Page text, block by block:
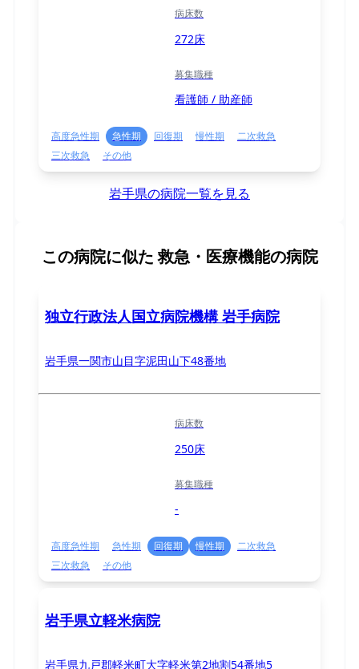
病床数
272床
募集職種
看護師 / 助産師
高度急性期 急性期 回復期 慢性期
二次救急
三次救急
その他
岩手県の病院一覧を見る
この病院に似た 救急・医療機能の病院
独立行政法人国立病院機構 岩手病院
岩手県一関市山目字泥田山下48番地
病床数
250床
募集職種
-
高度急性期 急性期 回復期 慢性期
二次救急
三次救急
その他
岩手県立軽米病院
岩手県九戸郡軽米町大字軽米第2地割54番地5